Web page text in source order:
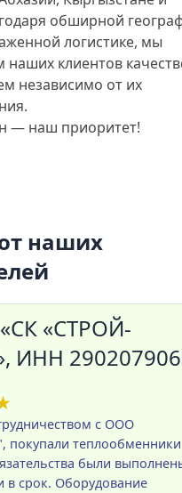
обширной
логистике, мы
наших клиентов
независимо от их
— наш приоритет!
наших
«СТРОЙ-
ИНН
с ООО
покупали теплообменники
были
в срок. Оборудование